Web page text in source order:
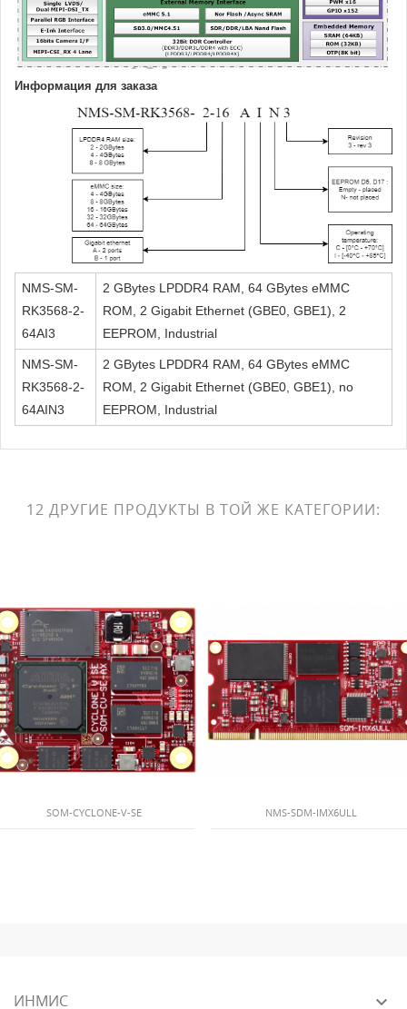
Информация для заказа
NMS-SM-
RK3568-2-
64AI3
2 GBytes LPDDR4 RAM, 64 GBytes eMMC
ROM, 2 Gigabit Ethernet (GBE0, GBE1), 2
EEPROM, Industrial
NMS-SM-
RK3568-2-
64AIN3
2 GBytes LPDDR4 RAM, 64 GBytes eMMC
ROM, 2 Gigabit Ethernet (GBE0, GBE1), no
EEPROM, Industrial
12 ДРУГИЕ ПРОДУКТЫ В ТОЙ ЖЕ КАТЕГОРИИ:
SOM-CYCLONE-V-SE NMS-SDM-IMX6ULL
ИНМИС 